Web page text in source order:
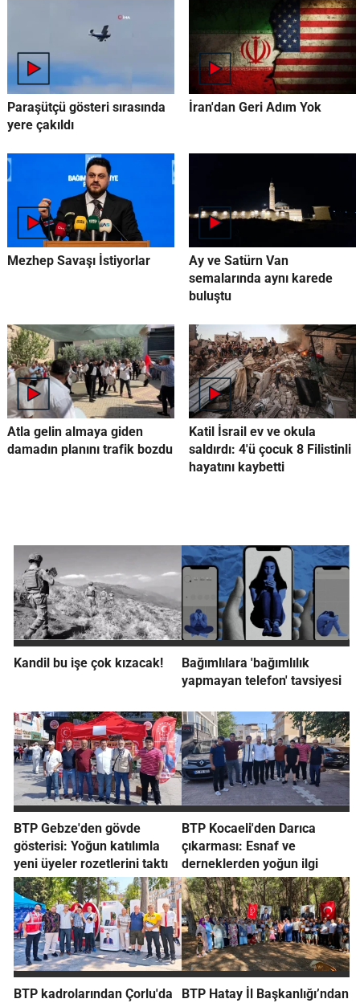
Paraşütçü gösteri sırasında
yere çakıldı
İran'dan Geri Adım Yok
Mezhep Savaşı İstiyorlar
Ay ve Satürn Van
semalarında aynı karede
buluştu
Atla gelin almaya giden
damadın planını trafik bozdu
Katil İsrail ev ve okula
saldırdı: 4'ü çocuk 8 Filistinli
hayatını kaybetti
Kandil bu işe çok kızacak!
Bağımlılara 'bağımlılık
yapmayan telefon' tavsiyesi
BTP Gebze'den gövde
gösterisi: Yoğun katılımla
yeni üyeler rozetlerini taktı
BTP Kocaeli'den Darıca
çıkarması: Esnaf ve
derneklerden yoğun ilgi
BTP kadrolarından Çorlu'da
BTP Hatay İl Başkanlığı’ndan